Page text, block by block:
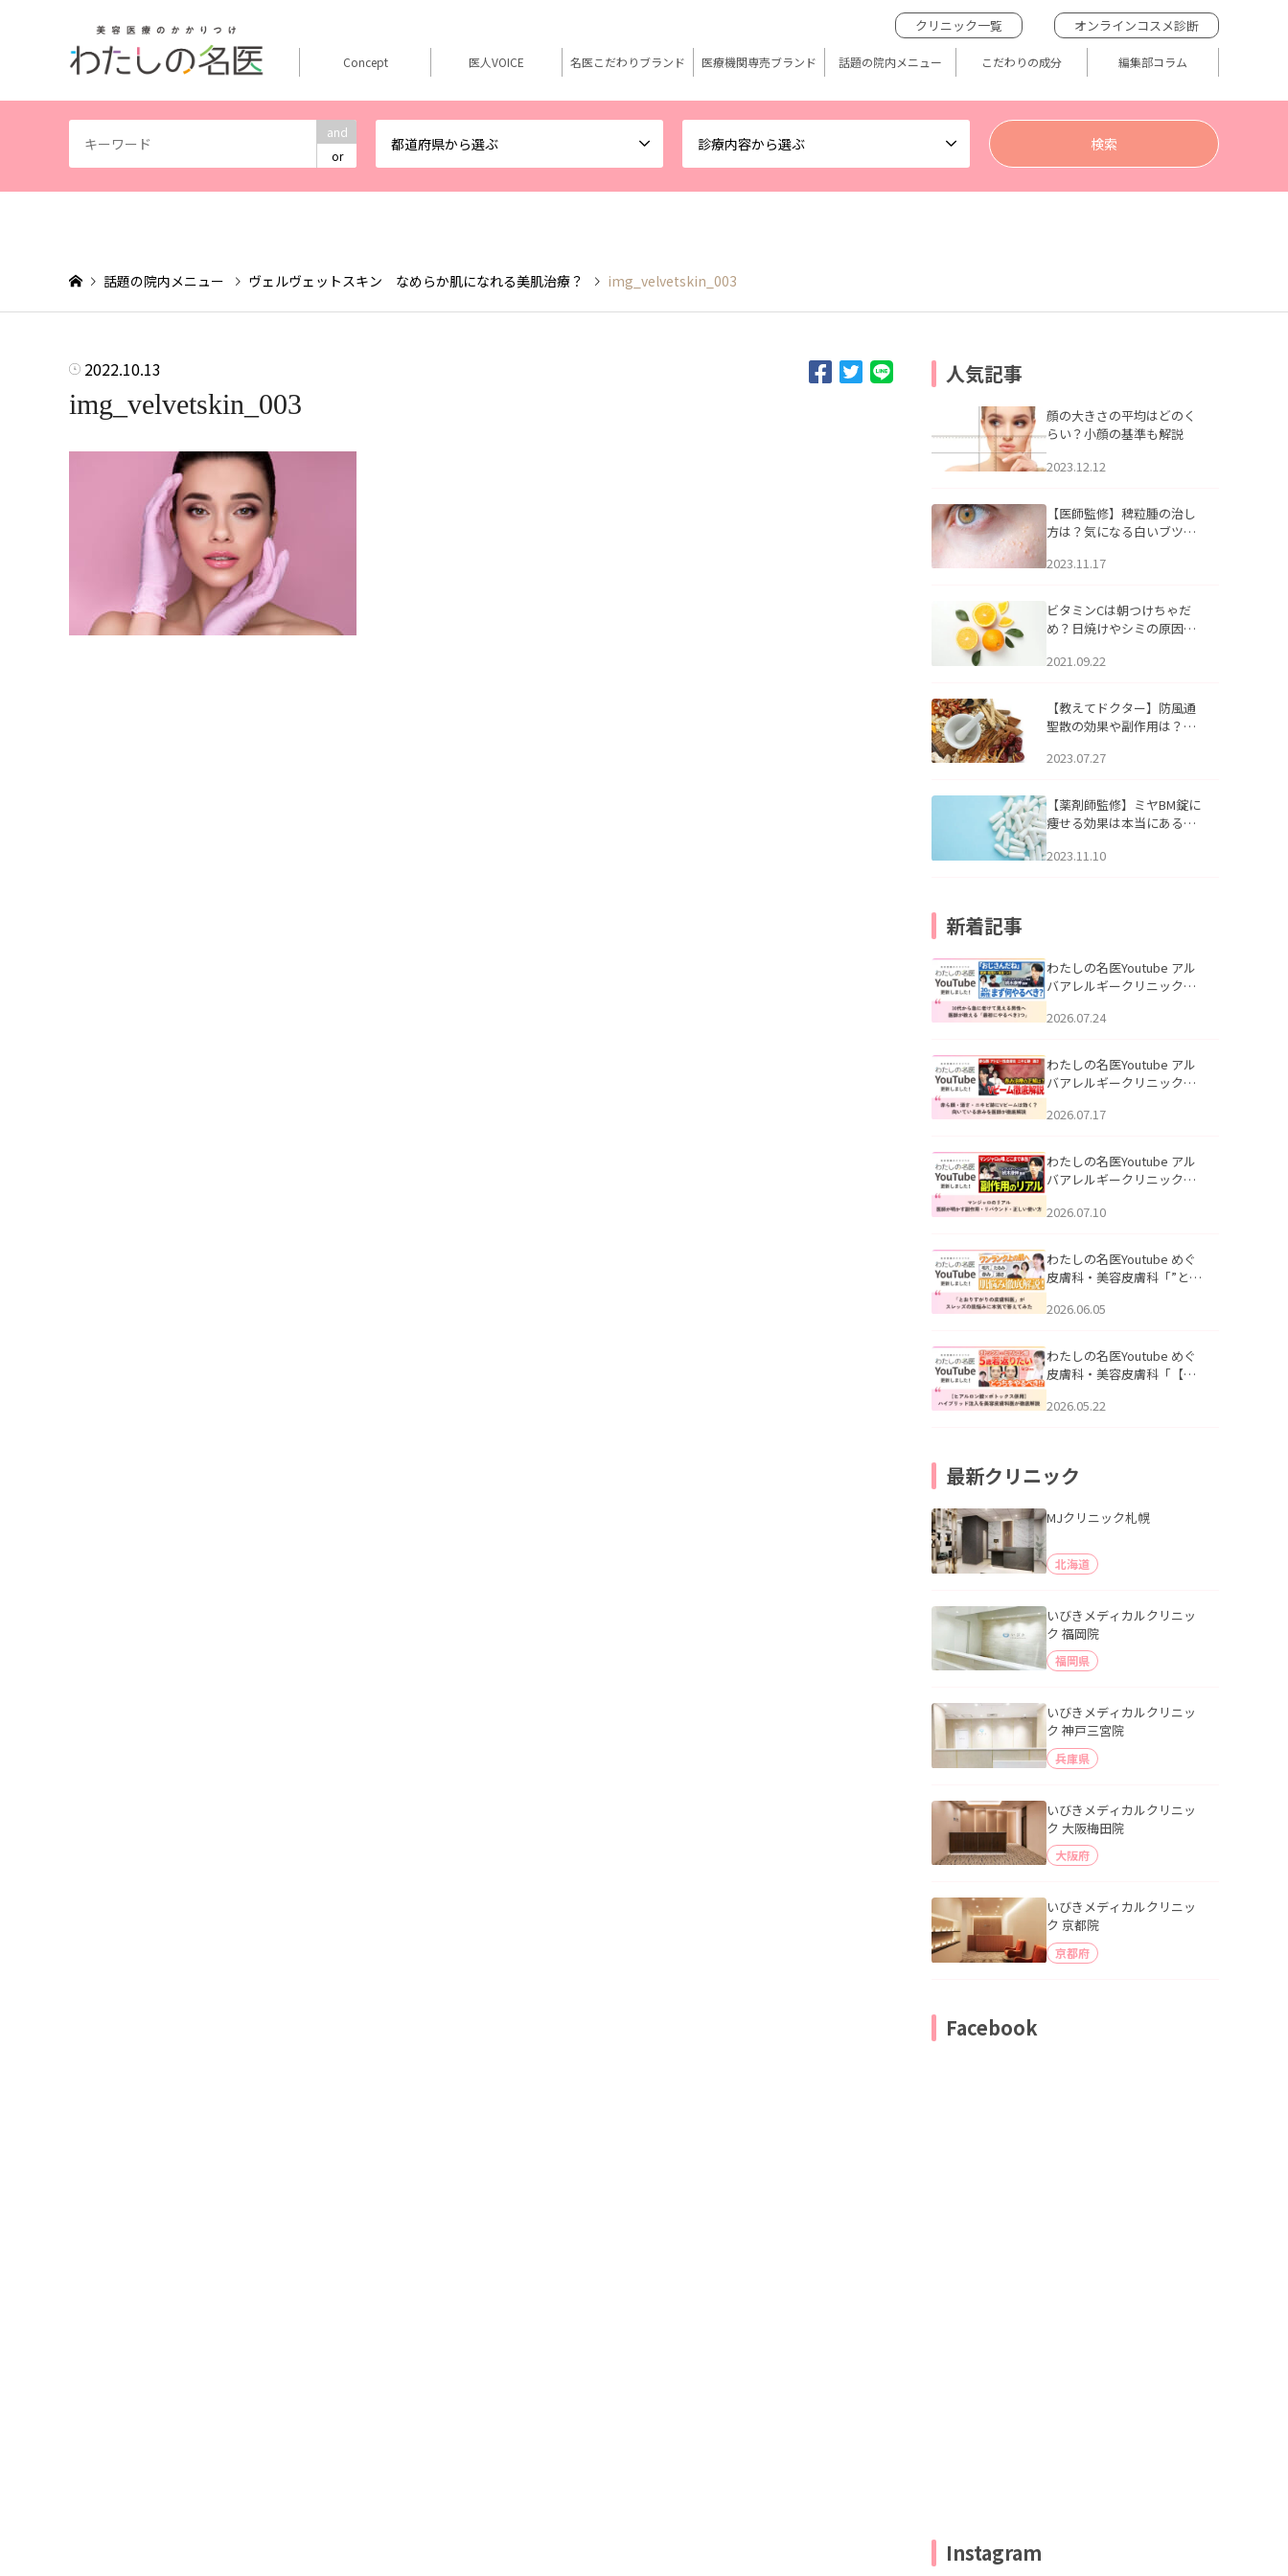
and
or
都道府県から選ぶ 診療内容から選ぶ
クリニック一覧 オンラインコスメ診断
Concept 医人VOICE 名医こだわりブランド 医療機関専売ブランド 話題の院内メニュー こだわりの成分 編集部コラム
話題の院内メニュー ヴェルヴェットスキン なめらか肌になれる美肌治療？ img_velvetskin_003
2022.10.13
img_velvetskin_003
人気記事
顔の大きさの平均はどのく
らい？小顔の基準も解説
2023.12.12
【医師監修】稗粒腫の治し
方は？気になる白いブツブ
アについて
2023.11.17
ビタミンCは朝つけちゃだ
め？日焼けやシミの原因に
2021.09.22
【教えてドクター】防風通
聖散の効果や副作用は？長
2023.07.27
【薬剤師監修】ミヤBM錠に
痩せる効果は本当にある
2023.11.10
新着記事
わたしの名医Youtube アル
バアレルギークリニック札
える男性へ｜医師が教える
公開いたしました。
2026.07.24
わたしの名医Youtube アル
バアレルギークリニック札
跡にVビームは効く？向いて
説」を公開いたしました。
2026.07.17
わたしの名医Youtube アル
バアレルギークリニック札
医師が明かす副作用・リバ
公開いたしました。
2026.07.10
わたしの名医Youtube めぐ
皮膚科・美容皮膚科「”とお
ッズの肌悩みに本気で答え
た。
2026.06.05
わたしの名医Youtube めぐ
皮膚科・美容皮膚科「【ヒ
用】ハイブリッド注入を美
2026.05.22
最新クリニック
MJクリニック札幌
北海道
いびきメディカルクリニッ
ク 福岡院
福岡県
いびきメディカルクリニッ
ク 神戸三宮院
兵庫県
いびきメディカルクリニッ
ク 大阪梅田院
大阪府
いびきメディカルクリニッ
ク 京都院
京都府
Facebook
Instagram